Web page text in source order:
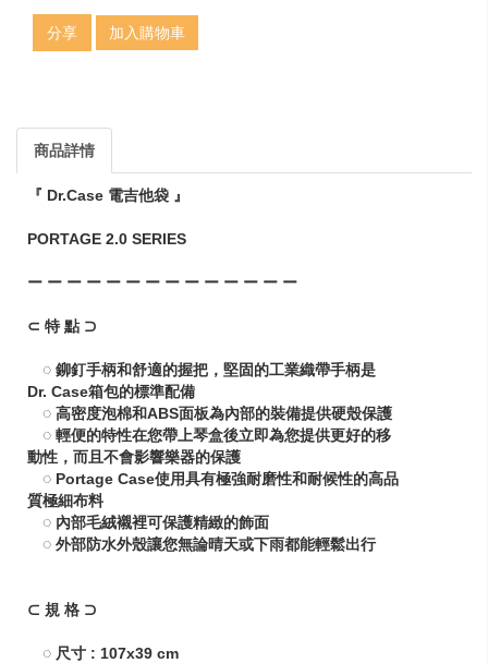
分享 加入購物車
商品詳情
『 Dr.Case 電吉他袋 』
PORTAGE 2.0 SERIES
ー ー ー ー ー ー ー ー ー ー ー ー ー ー
⊂ 特 點 ⊃
◌ 鉚釘手柄和舒適的握把，堅固的工業織帶手柄是
Dr. Case箱包的標準配備
◌ 高密度泡棉和ABS面板為內部的裝備提供硬殼保護
◌ 輕便的特性在您帶上琴盒後立即為您提供更好的移
動性，而且不會影響樂器的保護
◌ Portage Case使用具有極強耐磨性和耐候性的高品
質極細布料
◌ 內部毛絨襯裡可保護精緻的飾面
◌ 外部防水外殼讓您無論晴天或下雨都能輕鬆出行
⊂ 規 格 ⊃
◌ 尺寸 : 107x39 cm